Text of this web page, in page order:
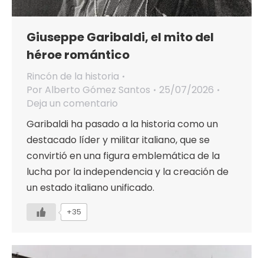
Giuseppe Garibaldi, el mito del
héroe romántico
Rincón de la historia
Por Alberto Gómez Santos
25/07/2026
Deja un comentario
Garibaldi ha pasado a la historia como un
destacado líder y militar italiano, que se
convirtió en una figura emblemática de la
lucha por la independencia y la creación de
un estado italiano unificado.
+35